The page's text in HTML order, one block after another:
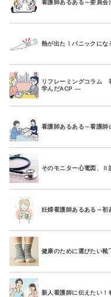
看護師あるある～委員会
熱が出た！パニックにな
リフレーミングコラム
学んだACP ―
看護師あるある～看護師
そのモニター心電図、Ⅱ
妊婦看護師あるある～初
健康のために選びたい靴
新人看護師に伝えたい！